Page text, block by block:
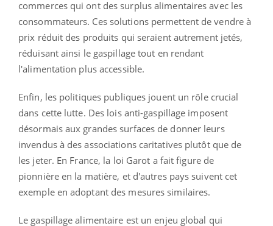
commerces qui ont des surplus alimentaires avec les
consommateurs. Ces solutions permettent de vendre à
prix réduit des produits qui seraient autrement jetés,
réduisant ainsi le gaspillage tout en rendant
l'alimentation plus accessible.
Enfin, les politiques publiques jouent un rôle crucial
dans cette lutte. Des lois anti-gaspillage imposent
désormais aux grandes surfaces de donner leurs
invendus à des associations caritatives plutôt que de
les jeter. En France, la loi Garot a fait figure de
pionnière en la matière, et d'autres pays suivent cet
exemple en adoptant des mesures similaires.
Le gaspillage alimentaire est un enjeu global qui